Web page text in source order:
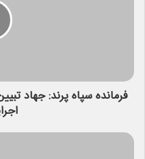
فرمانده سپاه پرند: جهاد